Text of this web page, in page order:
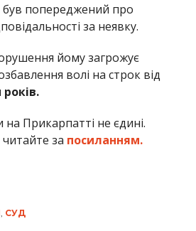
попереджений про
за неявку.
йому загрожує
волі на строк від
Прикарпатті не єдині.
за посиланням.
СУД